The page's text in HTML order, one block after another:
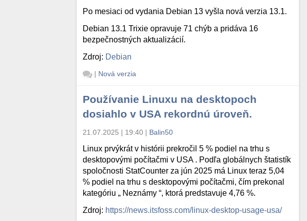
Po mesiaci od vydania Debian 13 vyšla nová verzia 13.1.
Debian 13.1 Trixie opravuje 71 chýb a pridáva 16
bezpečnostných aktualizácií.
Zdroj: Debian
| Nová verzia
Používanie Linuxu na desktopoch
dosiahlo v USA rekordnú úroveň.
21.07.2025 | 19:40 | Balin50
Linux prvýkrát v histórii prekročil 5 % podiel na trhu s
desktopovými počítačmi v USA . Podľa globálnych štatistík
spoločnosti StatCounter za jún 2025 má Linux teraz 5,04
% podiel na trhu s desktopovými počítačmi, čím prekonal
kategóriu „ Neznámy “, ktorá predstavuje 4,76 %.
Zdroj: https://news.itsfoss.com/linux-desktop-usage-usa/